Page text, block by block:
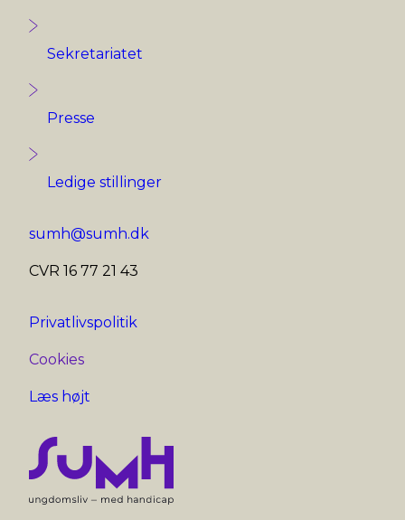
Sekretariatet
Presse
Ledige stillinger
sumh@sumh.dk
CVR 16 77 21 43
Privatlivspolitik
Cookies
Læs højt